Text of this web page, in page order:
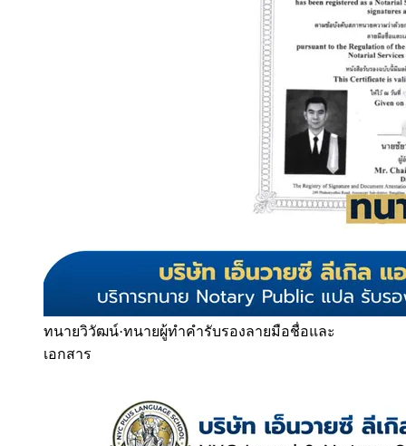
ทนายวิวัฒน์·ทนายผู้ทำคำรับรองลายมือชื่อและ
เอกสาร